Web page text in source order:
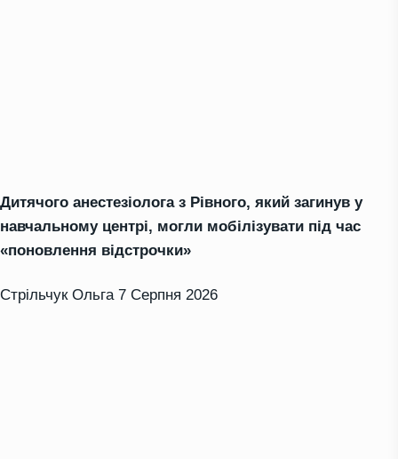
Дитячого анестезіолога з Рівного, який загинув у
навчальному центрі, могли мобілізувати під час
«поновлення відстрочки»
Стрільчук Ольга 7 Серпня 2026